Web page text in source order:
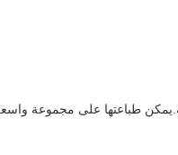
طباعتها على مجموعة